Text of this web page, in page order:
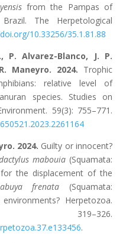
from the Pampas of
The Herpetological
10.33256/35.1.81.88
P. Alvarez-Blanco, J. P.
Maneyro. 2024. Trophic
relative level of
species. Studies on
59(3): 755–771.
2024. Guilty or innocent?
mabouia (Squamata:
for the displacement of the
frenata (Squamata:
Herpetozoa.
.